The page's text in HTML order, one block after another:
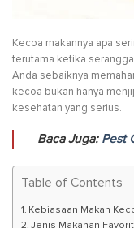
Kecoa makannya apa
terutama ketika
Anda sebaiknya
kecoa bukan hanya
kesehatan yang serius.
Baca Juga: Pest
Table of Contents
Kebiasaan Makan
Jenis Makanan